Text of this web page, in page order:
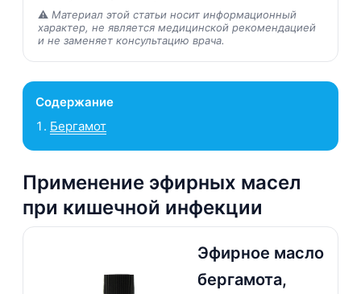
⚠️ Материал этой статьи носит информационный
характер, не является медицинской рекомендацией
и не заменяет консультацию врача.
Содержание
Бергамот
Применение эфирных масел
при кишечной инфекции
Эфирное масло
бергамота,